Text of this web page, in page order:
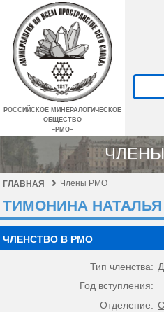
РОССИЙСКОЕ МИНЕРАЛОГИЧЕСКОЕ
ОБЩЕСТВО
–РМО–
ГЛАВНАЯ Члены РМО
ТИМОНИНА
ЧЛЕНСТВО В РМО
Тип членства:
Год вступления:
Отделение: